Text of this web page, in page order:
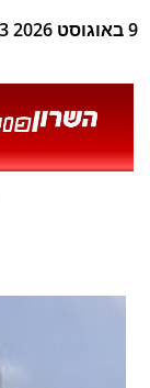
9 באוגוסט 2026 12:13